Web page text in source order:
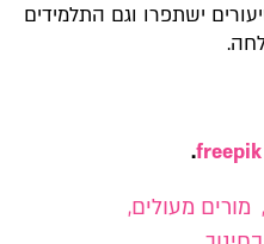
ישתפרו וגם התלמידים
freepik
.
, מורים מעולים,